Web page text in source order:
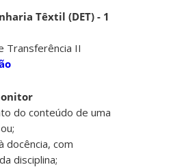
Têxtil (DET) - 1
Transferência II
do conteúdo de uma
docência, com
disciplina;